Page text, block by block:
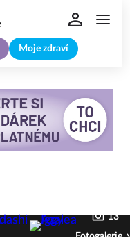
Moje zdraví
13
Fotogalerie